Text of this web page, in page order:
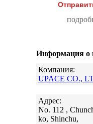
Информация о
Компания:
UPACE CO.,
Адрес:
No. 112 ,
ko, Shinchu,